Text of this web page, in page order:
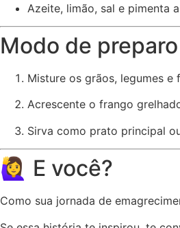
Azeite, limão, sal e pimenta
Modo de preparo
Misture os grãos, legumes e
Acrescente o frango
Sirva como prato principal
🙋‍♀️ E você?
Como sua jornada de